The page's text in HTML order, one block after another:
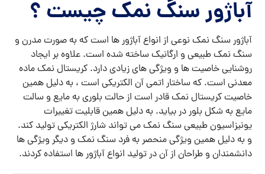
آباژور سنگ نمک چیست ؟
آباژور سنگ نمک نوعی از انواع آباژور ها است که به صورت مدرن و
سنگ نمک طبیعی و ارگانیک ساخته شده است. علاوه بر ایجاد
روشنایی خاصیت ها و ویژگی های زیادی دارد. کریستال نمک ماده
معدنی است. که ساختار اتمی آن الکتریکی است ، به دلیل همین
خاصیت کریستال نمک قادر است از حالت بلوری به مایع و سالت
مایع به شکل بلور در بیاید. به دلیل همین قابلیت تغییرات
یونیزاسیون طبیعی سنگ نمک می تواند شارژ الکتریکی تولید کند.
و به دلیل همین ویژگی منحصر به فرد سنگ نمک و دیگر ویژگی ها
دانشمندان و طراحان از آن در تولید انواع آباژور ها استفاده کردند.